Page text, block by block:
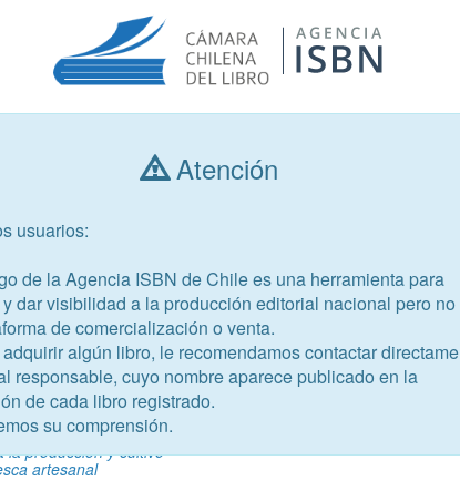
Consultar libros
la producción y cultivo
artesanal
Atención
usuarios:
de la Agencia ISBN de Chile es una herramienta para
dar visibilidad a la producción editorial nacional pero no
de comercialización o venta.
algún libro, le recomendamos contactar
responsable, cuyo nombre aparece publicado en la
de cada libro registrado.
su comprensión.